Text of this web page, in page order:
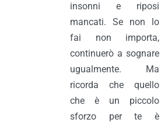
insonni e riposi
mancati. Se non lo
fai non importa,
continuerò a sognare
ugualmente. Ma
ricorda che quello
che è un piccolo
sforzo per te è